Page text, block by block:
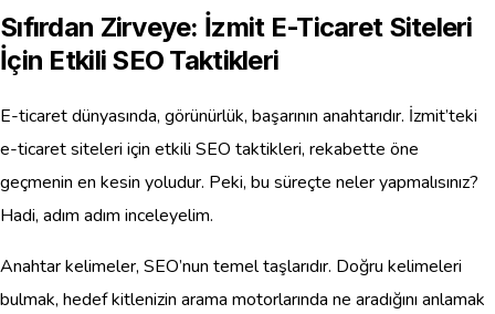
Sıfırdan Zirveye: İzmit E-Ticaret Siteleri
İçin Etkili SEO Taktikleri
E-ticaret dünyasında, görünürlük, başarının anahtarıdır. İzmit’teki
e-ticaret siteleri için etkili SEO taktikleri, rekabette öne
geçmenin en kesin yoludur. Peki, bu süreçte neler yapmalısınız?
Hadi, adım adım inceleyelim.
Anahtar kelimeler, SEO’nun temel taşlarıdır. Doğru kelimeleri
bulmak, hedef kitlenizin arama motorlarında ne aradığını anlamak